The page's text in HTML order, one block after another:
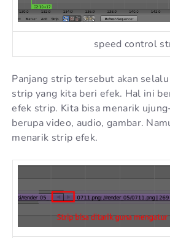
speed control
Panjang strip tersebut akan
strip yang kita beri efek. Hal ini
efek strip. Kita bisa menarik
berupa video, audio, gambar.
menarik strip efek.